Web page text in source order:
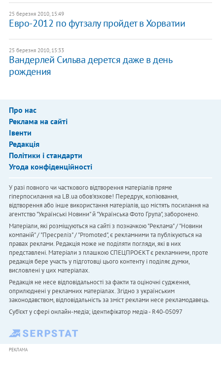
25 березня 2010, 15:49
Евро-2012 по футзалу пройдет в Хорватии
25 березня 2010, 15:33
Вандерлей Сильва дерется даже в день
рождения
Про нас
Реклама на сайті
Івенти
Редакція
Політики і стандарти
Угода конфіденційності
У разі повного чи часткового відтворення матеріалів пряме
гіперпосилання на LB.ua обов'язкове! Передрук, копіювання,
відтворення або інше використання матеріалів, що містять посилання на
агентство "Українськi Новини" й "Українська Фото Група", заборонено.
Матеріали, які розміщуються на сайті з позначкою "Реклама" / "Новини
компаній" / "Пресреліз" / "Promoted", є рекламними та публікуються на
правах реклами. Редакція може не поділяти погляди, які в них
представлені. Матеріали з плашкою СПЕЦПРОЄКТ є рекламними, проте
редакція бере участь у підготовці цього контенту і поділяє думки,
висловлені у цих матеріалах.
Редакція не несе відповідальності за факти та оціночні судження,
оприлюднені у рекламних матеріалах. Згідно з українським
законодавством, відповідальність за зміст реклами несе рекламодавець.
Cуб'єкт у сфері онлайн-медіа; ідентифікатор медіа - R40-05097
РЕКЛАМА